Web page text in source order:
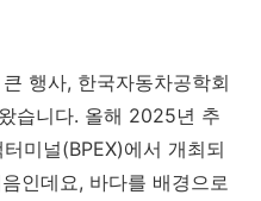
행사, 한국자동차공학회
습니다. 올해 2025년 추
미널(BPEX)에서 개최되
인데요, 바다를 배경으로